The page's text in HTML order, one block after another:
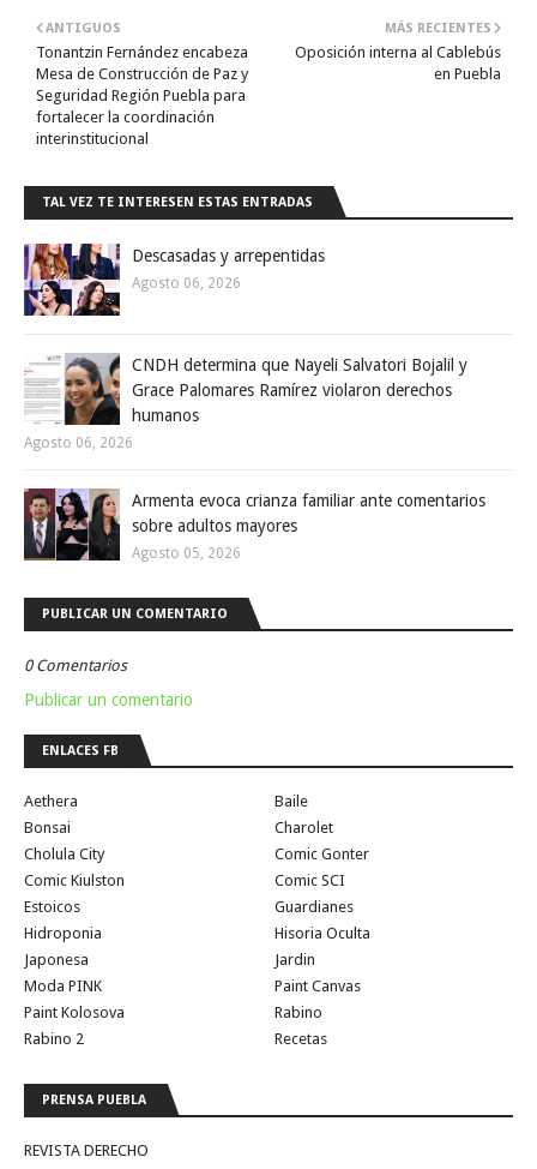
MÁS RECIENTES
Oposición interna al Cablebús
en Puebla
ANTIGUOS
Tonantzin Fernández encabeza
Mesa de Construcción de Paz y
Seguridad Región Puebla para
fortalecer la coordinación
interinstitucional
TAL VEZ TE INTERESEN ESTAS ENTRADAS
Descasadas y arrepentidas
Agosto 06, 2026
CNDH determina que Nayeli Salvatori Bojalil y
Grace Palomares Ramírez violaron derechos
humanos
Agosto 06, 2026
Armenta evoca crianza familiar ante comentarios
sobre adultos mayores
Agosto 05, 2026
PUBLICAR UN COMENTARIO
0 Comentarios
Publicar un comentario
ENLACES FB
Aethera
Baile
Bonsai
Charolet
Cholula City
Comic Gonter
Comic Kiulston
Comic SCI
Estoicos
Guardianes
Hidroponia
Hisoria Oculta
Japonesa
Jardin
Moda PINK
Paint Canvas
Paint Kolosova
Rabino
Rabino 2
Recetas
PRENSA PUEBLA
REVISTA DERECHO